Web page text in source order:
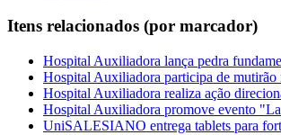
Itens relacionados (por marcador)
Hospital Auxiliadora lança pedra
Hospital Auxiliadora participa de mutirão
Hospital Auxiliadora realiza ação
Hospital Auxiliadora promove evento
UniSALESIANO entrega tablets para